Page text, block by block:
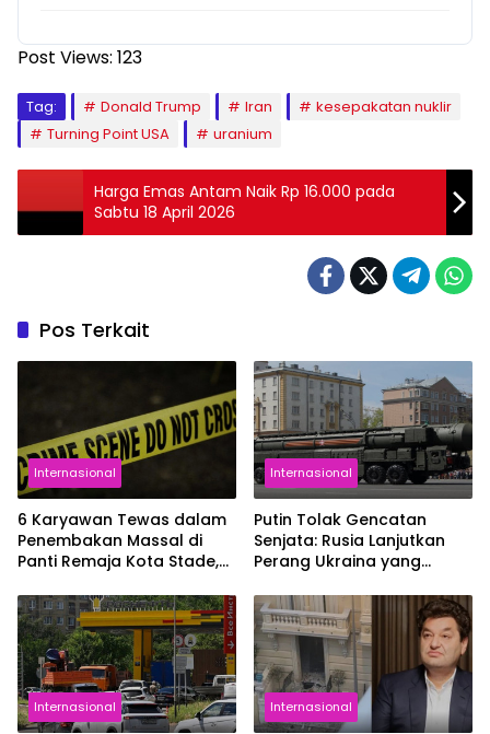
Post Views: 123
Tag: Donald Trump Iran
kesepakatan nuklir
Turning Point USA
uranium
Harga Emas Antam Naik Rp 16.000 pada
Sabtu 18 April 2026
Pos Terkait
Internasional
6 Karyawan Tewas dalam
Penembakan Massal di
Panti Remaja Kota Stade,
Internasional
Putin Tolak Gencatan
Senjata: Rusia Lanjutkan
Perang Ukraina yang
Tahun
Internasional Internasional